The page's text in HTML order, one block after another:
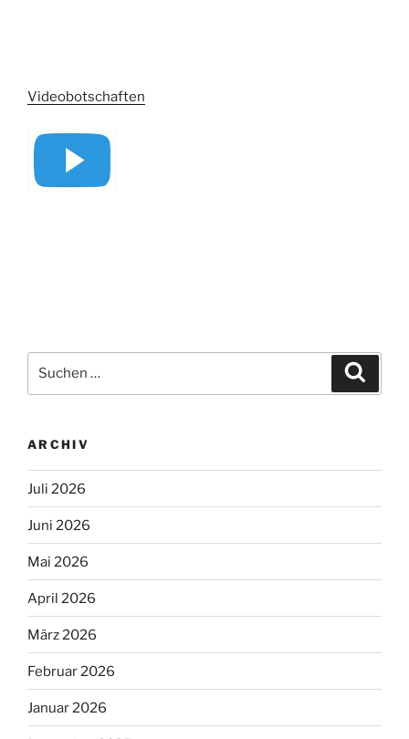
Videobotschaften
nach:
ARCHIV
Juli 2026
Juni 2026
Mai 2026
April 2026
März 2026
Februar 2026
Januar 2026